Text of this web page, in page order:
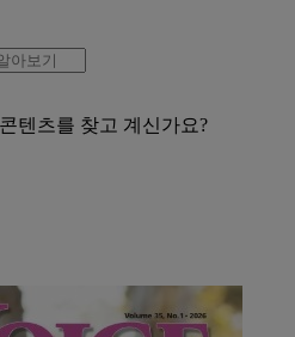
텐츠를 찾고 계신가요?